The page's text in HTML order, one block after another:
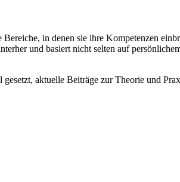
in denen sie ihre Kompetenzen
und basiert nicht selten auf
aktuelle Beiträge zur Theorie und